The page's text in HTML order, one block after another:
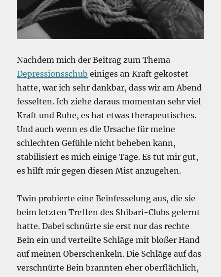
Nachdem mich der Beitrag zum Thema
Depressionsschub einiges an Kraft gekostet
hatte, war ich sehr dankbar, dass wir am Abend
fesselten. Ich ziehe daraus momentan sehr viel
Kraft und Ruhe, es hat etwas therapeutisches.
Und auch wenn es die Ursache für meine
schlechten Gefühle nicht beheben kann,
stabilisiert es mich einige Tage. Es tut mir gut,
es hilft mir gegen diesen Mist anzugehen.
Twin probierte eine Beinfesselung aus, die sie
beim letzten Treffen des Shibari-Clubs gelernt
hatte. Dabei schnürte sie erst nur das rechte
Bein ein und verteilte Schläge mit bloßer Hand
auf meinen Oberschenkeln. Die Schläge auf das
verschnürte Bein brannten eher oberflächlich,